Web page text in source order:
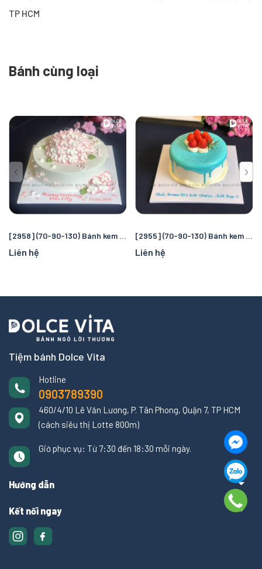
TP HCM
Bánh cùng loại
[2958] (70-90-130) Bánh kem hoa cẩm tú cầu màu hồng - ngọt ngào và thanh lịch
Liên hệ
[2955] (70-90-130) Bánh kem tone xanh dương phong cách Hàn Quốc
Liên hệ
Tiệm bánh Dolce Vita
Hotline
0903789390
460/4/10 Lê Văn Lương, P. Tân Phong, Quận 7, TP HCM
(cách siêu thị Lotte 800m)
Giờ phục vụ: Từ 7:30 đến 18:30 mỗi ngày.
Hướng dẫn
Kết nối ngay